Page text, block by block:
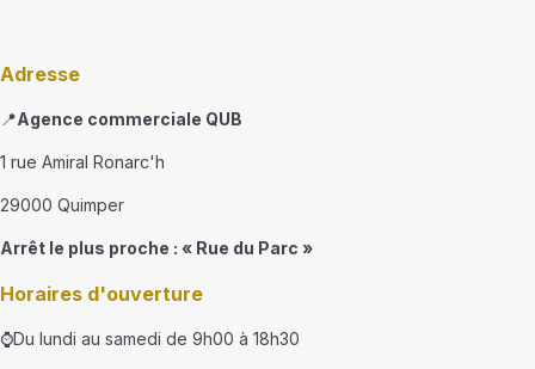
Adresse
📍Agence commerciale QUB
1 rue Amiral Ronarc'h
29000 Quimper
Arrêt le plus proche : « Rue du Parc »
Horaires d'ouverture
⌚Du lundi au samedi de 9h00 à 18h30